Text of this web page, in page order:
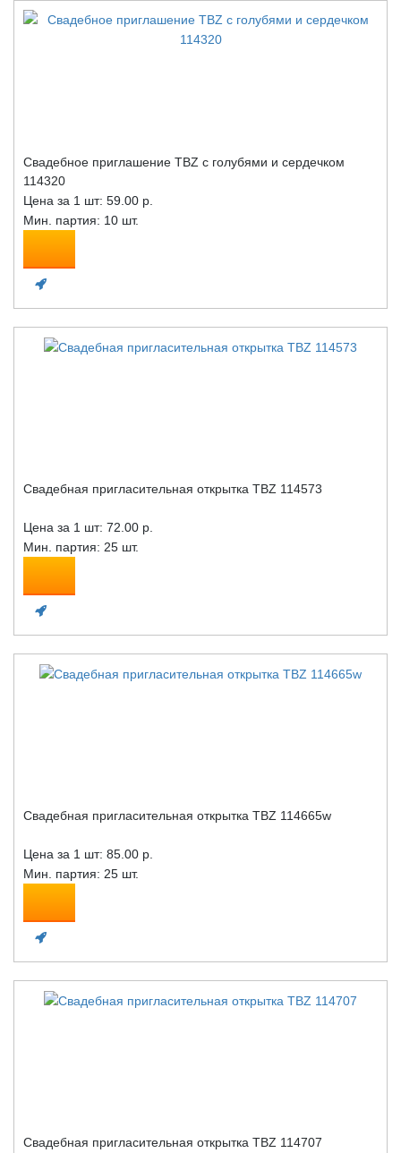
Свадебное приглашение TBZ с голубями и сердечком
114320
Цена за 1 шт: 59.00 р.
Мин. партия: 10 шт.
Свадебная пригласительная открытка TBZ 114573
Цена за 1 шт: 72.00 р.
Мин. партия: 25 шт.
Свадебная пригласительная открытка TBZ 114665w
Цена за 1 шт: 85.00 р.
Мин. партия: 25 шт.
Свадебная пригласительная открытка TBZ 114707